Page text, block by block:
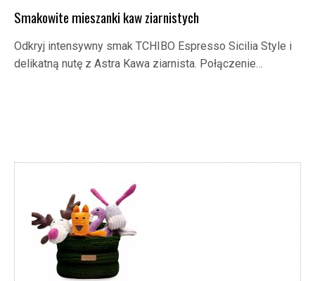
Smakowite mieszanki kaw ziarnistych
Odkryj intensywny smak TCHIBO Espresso Sicilia Style i
delikatną nutę z Astra Kawa ziarnista. Połączenie…